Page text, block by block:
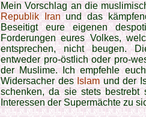
Mein Vorschlag an die
Republik Iranund das
Beseitigt eure eigenen
Forderungen eures Volkes,
entsprechen, nicht beugen.
entweder pro-östlich oder pro-
der Muslime. Ich empfehle
Widersacher desIslamund der
schenken, da sie stets
Interessen der Supermächte zu